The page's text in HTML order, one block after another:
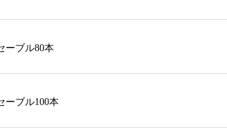
ーブル80本
ーブル100本